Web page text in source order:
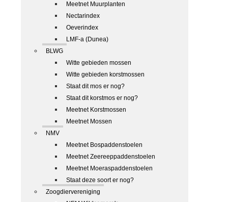
Meetnet Muurplanten
Nectarindex
Oeverindex
LMF-a (Dunea)
BLWG
Witte gebieden mossen
Witte gebieden korstmossen
Staat dit mos er nog?
Staat dit korstmos er nog?
Meetnet Korstmossen
Meetnet Mossen
NMV
Meetnet Bospaddenstoelen
Meetnet Zeereeppaddenstoelen
Meetnet Moeraspaddenstoelen
Staat deze soort er nog?
Zoogdiervereniging